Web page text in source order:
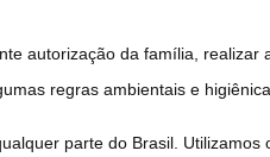
autorização da família, realizar
regras ambientais e
parte do Brasil.